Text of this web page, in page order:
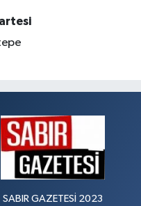
SABIR GAZETESİ 2023